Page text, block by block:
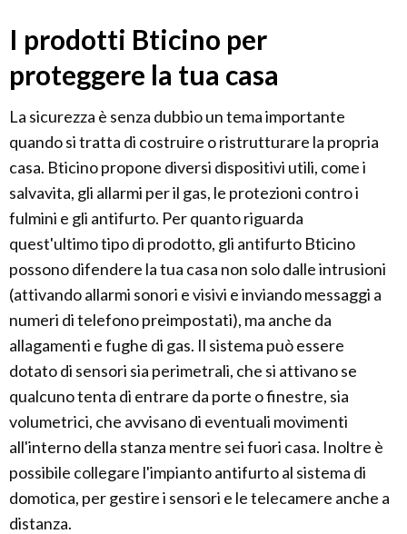
I prodotti Bticino per
proteggere la tua casa
La sicurezza è senza dubbio un tema importante
quando si tratta di costruire o ristrutturare la propria
casa. Bticino propone diversi dispositivi utili, come i
salvavita, gli allarmi per il gas, le protezioni contro i
fulmini e gli antifurto. Per quanto riguarda
quest'ultimo tipo di prodotto, gli antifurto Bticino
possono difendere la tua casa non solo dalle intrusioni
(attivando allarmi sonori e visivi e inviando messaggi a
numeri di telefono preimpostati), ma anche da
allagamenti e fughe di gas. Il sistema può essere
dotato di sensori sia perimetrali, che si attivano se
qualcuno tenta di entrare da porte o finestre, sia
volumetrici, che avvisano di eventuali movimenti
all'interno della stanza mentre sei fuori casa. Inoltre è
possibile collegare l'impianto antifurto al sistema di
domotica, per gestire i sensori e le telecamere anche a
distanza.